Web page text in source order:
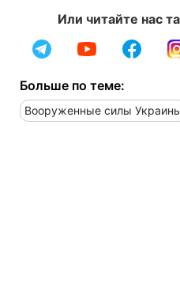
Или читайте нас
Больше по теме:
Вооруженные силы